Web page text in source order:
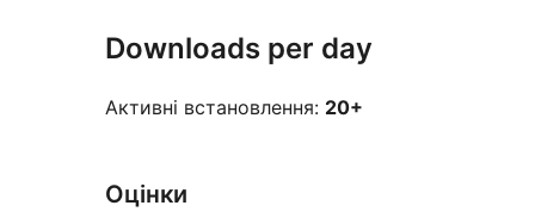
Downloads per day
Активні встановлення: 20+
Оцінки